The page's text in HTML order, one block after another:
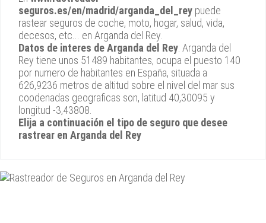
seguros.es/en/madrid/arganda_del_rey puede
rastear seguros de coche, moto, hogar, salud, vida,
decesos, etc... en Arganda del Rey.
Datos de interes de Arganda del Rey: Arganda del
Rey tiene unos 51489 habitantes, ocupa el puesto 140
por numero de habitantes en España, situada a
626,9236 metros de altitud sobre el nivel del mar sus
coodenadas geograficas son, latitud 40,30095 y
longitud -3,43808.
Elija a continuación el tipo de seguro que desee
rastrear en Arganda del Rey